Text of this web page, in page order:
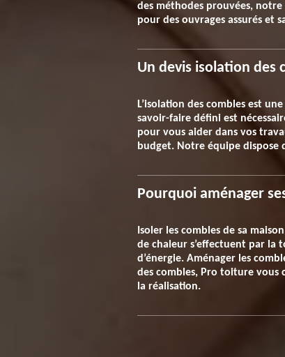
des méthodes prouvées,
pour des ouvrages assurés et
Un devis isolation des
L’isolation des combles est
savoir-faire défini est
pour vous aider dans vos
budget. Notre équipe dispose
Pourquoi aménager
Isoler les combles de sa
de chaleur s’effectuent par la
d’énergie. Aménager les
des combles, Pro toiture vous
la réalisation.